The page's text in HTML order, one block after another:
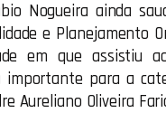
Nogueira ainda
e Planejamento
em que assistiu
para a
Aureliano Oliveira